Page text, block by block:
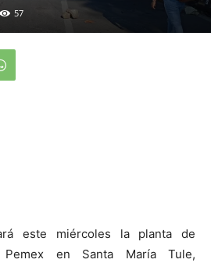
57
este miércoles la planta de
Pemex en Santa María Tule,